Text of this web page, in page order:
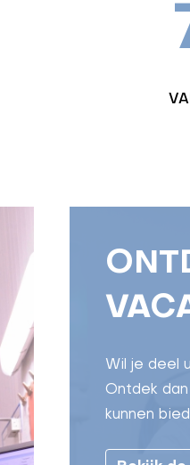
Wil je deel
Ontdek
kunnen